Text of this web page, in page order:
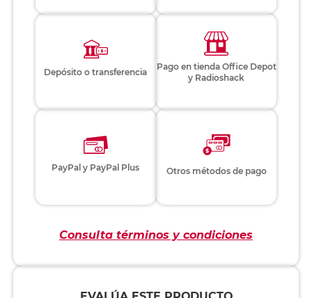
Depósito o transferencia
Pago en tienda Office Depot
y Radioshack
PayPal y PayPal Plus Otros métodos de pago
Consulta términos y condiciones